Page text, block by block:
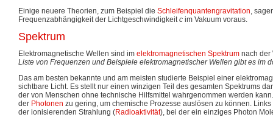
Einige neuere Theorien, zum Beispiel die Schleifenquantengravitation,
Frequenzabhängigkeit der Lichtgeschwindigkeitc im Vakuum voraus.
Spektrum
Elektromagnetische Wellen sind im elektromagnetischen Spektrum nach der
Liste von Frequenzen und Beispiele elektromagnetischer Wellen gibt es im
Das am besten bekannte und am meisten studierte Beispiel einer
sichtbare Licht. Es stellt nur einen winzigen Teil des gesamten Spektrums
der von Menschen ohne technische Hilfsmittel wahrgenommen werden
der Photonen zu gering, um chemische Prozesse auslösen zu können.
der ionisierenden Strahlung (Radioaktivität), bei der ein einziges Photon